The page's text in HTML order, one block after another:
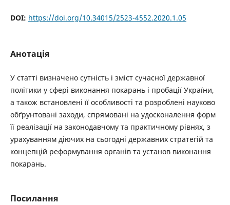
DOI: https://doi.org/10.34015/2523-4552.2020.1.05
Анотація
У статті визначено сутність і зміст сучасної державної
політики у сфері виконання покарань і пробації України,
а також встановлені її особливості та розроблені науково
обґрунтовані заходи, спрямовані на удосконалення форм
її реалізації на законодавчому та практичному рівнях, з
урахуванням діючих на сьогодні державних стратегій та
концепцій реформування органів та установ виконання
покарань.
Посилання